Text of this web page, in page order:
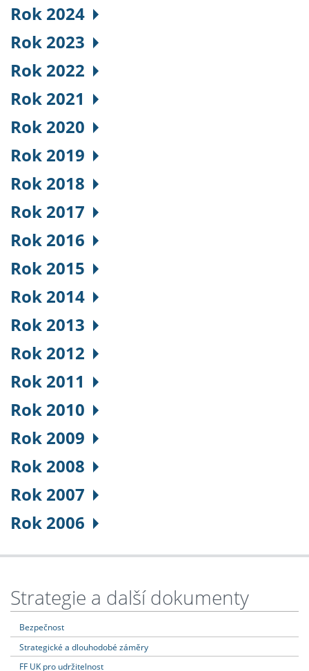
Rok 2024
Rok 2023
Rok 2022
Rok 2021
Rok 2020
Rok 2019
Rok 2018
Rok 2017
Rok 2016
Rok 2015
Rok 2014
Rok 2013
Rok 2012
Rok 2011
Rok 2010
Rok 2009
Rok 2008
Rok 2007
Rok 2006
Strategie a další dokumenty
Bezpečnost
Strategické a dlouhodobé záměry
FF UK pro udržitelnost